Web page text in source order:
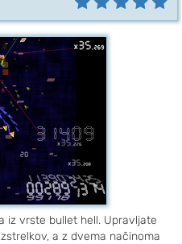
iz vrste bullet hell. Upravljate
a z dvema načinoma